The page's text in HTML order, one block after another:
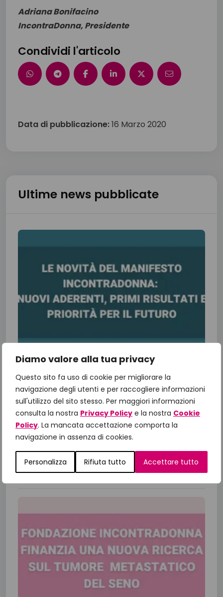
Diamo valore alla tua privacy
Questo sito fa uso di cookie per migliorare la
navigazione degli utenti e per raccogliere informazioni
sull'utilizzo del sito stesso. Per maggiori informazioni
consulta la nostra Privacy Policy e la nostra Cookie
Policy. La mancata accettazione comporta la
navigazione in assenza di cookies.
Personalizza Rifiuta tutto Accettare tutto
Adriana Bonifacino
IncontraDonna, Presidente
Condividi l'articolo
Data di pubblicazione:16 Marzo 2020
Ultime news pubblicate
Le novità del Manifesto di
IncontraDonna: nuovi aderenti,
primi risultati e priorità per il futuro
L’impegno di Fondazione IncontraDonna
continua e con esso arrivano i primi risultati di
tanto lavoro. In particolare vediamo insieme le
novità del Manifesto 2025-2027 che...
16 Luglio 2026